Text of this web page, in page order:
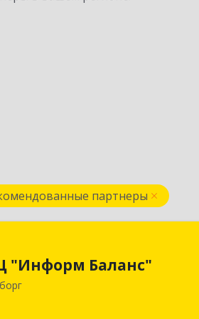
партнеры
"Информ Баланс"
188800, Ленинградская обл,
р-н, Выборг г, Каменный